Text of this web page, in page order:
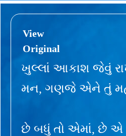
View
Original
ખુલ્લાં આકાશ જેવું
મન, ગણજે એને તું
છે બધું તો એમાં, છે એ